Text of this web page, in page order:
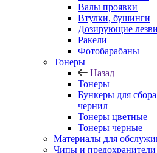
Валы проявки
Втулки, бушинги
Дозирующие
Ракели
Фотобарабаны
Тонеры
Назад
Тонеры
Бункеры для
чернил
Тонеры цветные
Тонеры черные
Материалы для
Чипы и предохранители